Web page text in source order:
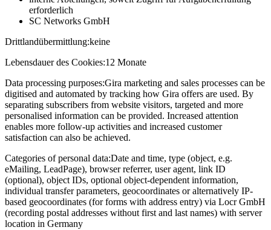
erforderlich
SC Networks GmbH
Drittlandübermittlung:keine
Lebensdauer des Cookies:12 Monate
Data processing purposes:Gira marketing and sales processes can be
digitised and automated by tracking how Gira offers are used. By
separating subscribers from website visitors, targeted and more
personalised information can be provided. Increased attention
enables more follow-up activities and increased customer
satisfaction can also be achieved.
Categories of personal data:Date and time, type (object, e.g.
eMailing, LeadPage), browser referrer, user agent, link ID
(optional), object IDs, optional object-dependent information,
individual transfer parameters, geocoordinates or alternatively IP-
based geocoordinates (for forms with address entry) via Locr GmbH
(recording postal addresses without first and last names) with server
location in Germany